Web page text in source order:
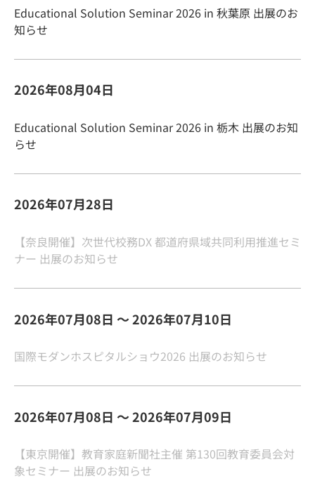
Educational Solution Seminar 2026 in 秋葉原 出展のお
知らせ
2026年08月04日
Educational Solution Seminar 2026 in 栃木 出展のお知
らせ
2026年07月28日
【奈良開催】次世代校務DX 都道府県域共同利用推進セミ
ナー 出展のお知らせ
2026年07月08日 ～ 2026年07月10日
国際モダンホスピタルショウ2026 出展のお知らせ
2026年07月08日 ～ 2026年07月09日
【東京開催】教育家庭新聞社主催 第130回教育委員会対
象セミナー 出展のお知らせ